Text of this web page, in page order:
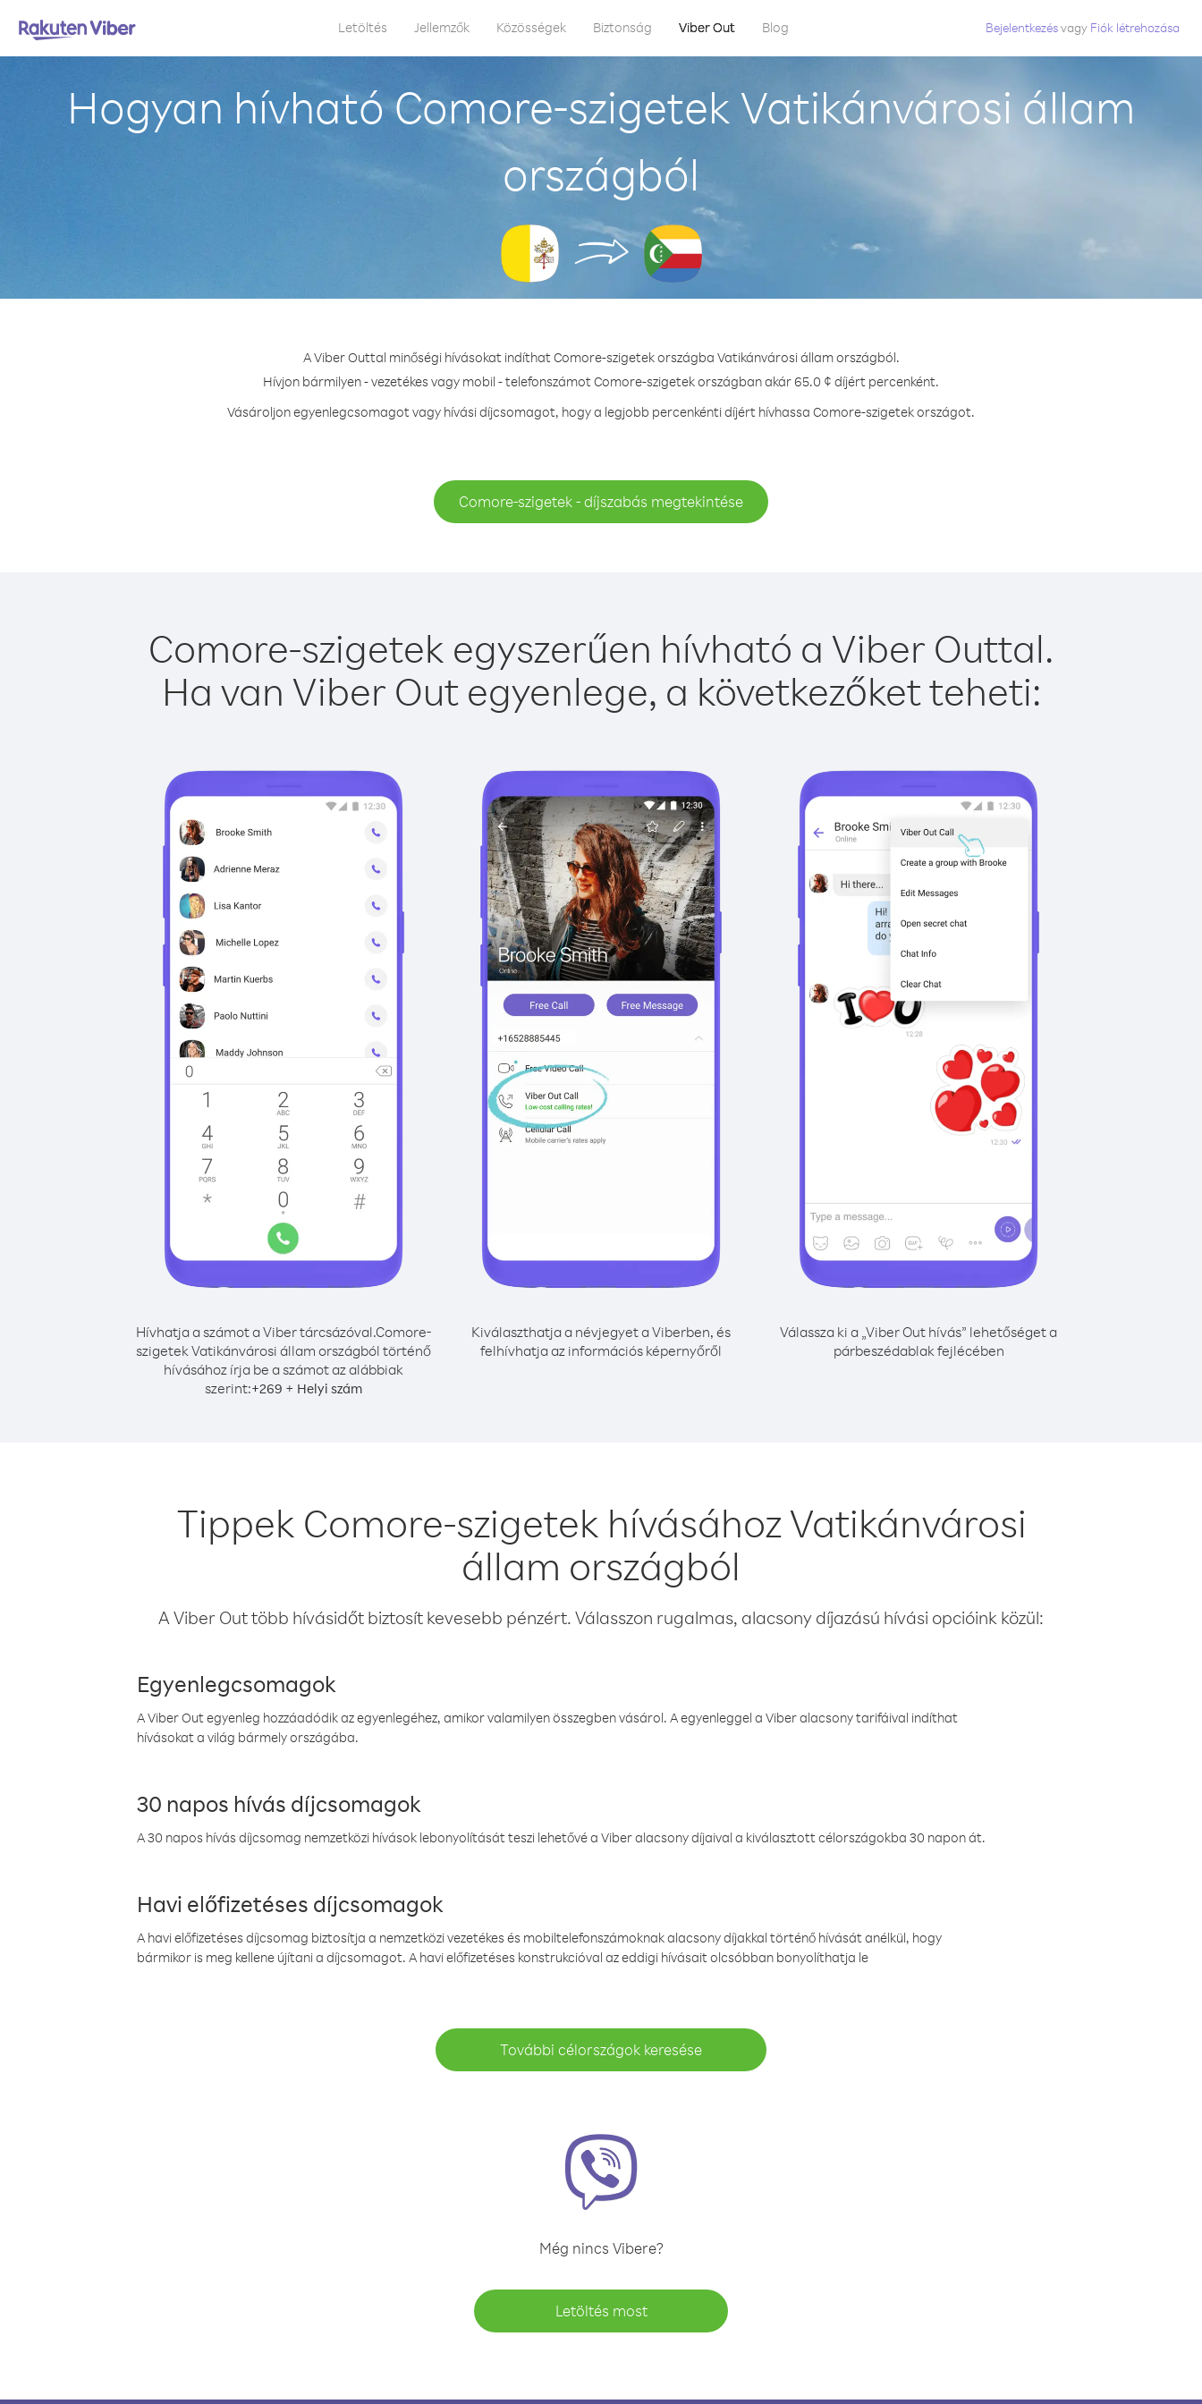
Letöltés Jellemzők Közösségek Biztonság Viber Out Blog Bejelentkezésvagy Fiók létrehozása
Hogyan hívható Comore-szigetek Vatikánvárosi állam
országból
A Viber Outtal minőségi hívásokat indíthat Comore-szigetek országba Vatikánvárosi állam országból.
Hívjon bármilyen - vezetékes vagy mobil - telefonszámot Comore-szigetek országban akár 65.0 ¢ díjért percenként.
Vásároljon egyenlegcsomagot vagy hívási díjcsomagot, hogy a legjobb percenkénti díjért hívhassa Comore-szigetek országot.
Comore-szigetek - díjszabás megtekintése
Comore-szigetek egyszerűen hívható a Viber Outtal.
Ha van Viber Out egyenlege, a következőket teheti:
Hívhatja a számot a Viber tárcsázóval.Comore-
szigetek Vatikánvárosi állam országból történő
hívásához írja be a számot az alábbiak
szerint:+269 + Helyi szám
Kiválaszthatja a névjegyet a Viberben, és
felhívhatja az információs képernyőről
Válassza ki a „Viber Out hívás” lehetőséget a
párbeszédablak fejlécében
Tippek Comore-szigetek hívásához Vatikánvárosi
állam országból
A Viber Out több hívásidőt biztosít kevesebb pénzért. Válasszon rugalmas, alacsony díjazású hívási opcióink közül:
Egyenlegcsomagok
A Viber Out egyenleg hozzáadódik az egyenlegéhez, amikor valamilyen összegben vásárol. A egyenleggel a Viber alacsony tarifáival indíthat
hívásokat a világ bármely országába.
30 napos hívás díjcsomagok
A 30 napos hívás díjcsomag nemzetközi hívások lebonyolítását teszi lehetővé a Viber alacsony díjaival a kiválasztott célországokba 30 napon át.
Havi előfizetéses díjcsomagok
A havi előfizetéses díjcsomag biztosítja a nemzetközi vezetékes és mobiltelefonszámoknak alacsony díjakkal történő hívását anélkül, hogy
bármikor is meg kellene újítani a díjcsomagot. A havi előfizetéses konstrukcióval az eddigi hívásait olcsóbban bonyolíthatja le
További célországok keresése
Még nincs Vibere?
Letöltés most